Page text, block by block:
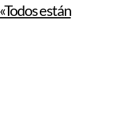
están